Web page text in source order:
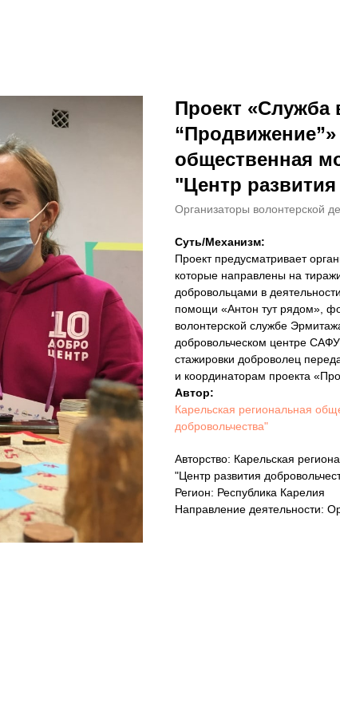
Проект «Служба
общественная
"Центр
Организаторы волонтерской
Суть/Механизм:
Проект предусматривает
которые направлены на
добровольцами в
помощи «Антон тут рядом»,
волонтерской службе
добровольческом центре
стажировки доброволец
и координаторам проекта
Автор:
Карельская региональная
добровольчества"
Авторство: Карельская
"Центр развития
Регион: Республика Карелия
Направление деятельности: